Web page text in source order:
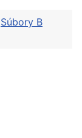
Súbory B